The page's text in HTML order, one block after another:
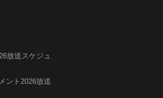
放送スケジュ
ント2026放送